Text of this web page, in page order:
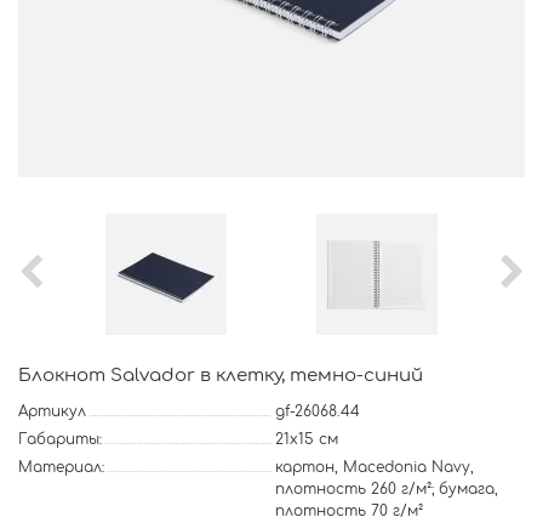
Блокнот Salvador в клетку, темно-синий
Артикул
gf-26068.44
Габариты:
21x15 см
Материал:
картон, Macedonia Navy,
плотность 260 г/м²; бумага,
плотность 70 г/м²